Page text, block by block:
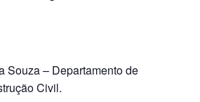
Souza – Departamento de
Civil.